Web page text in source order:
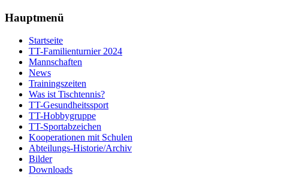
Hauptmenü
Startseite
TT-Familienturnier 2024
Mannschaften
News
Trainingszeiten
Was ist Tischtennis?
TT-Gesundheitssport
TT-Hobbygruppe
TT-Sportabzeichen
Kooperationen mit Schulen
Abteilungs-Historie/Archiv
Bilder
Downloads